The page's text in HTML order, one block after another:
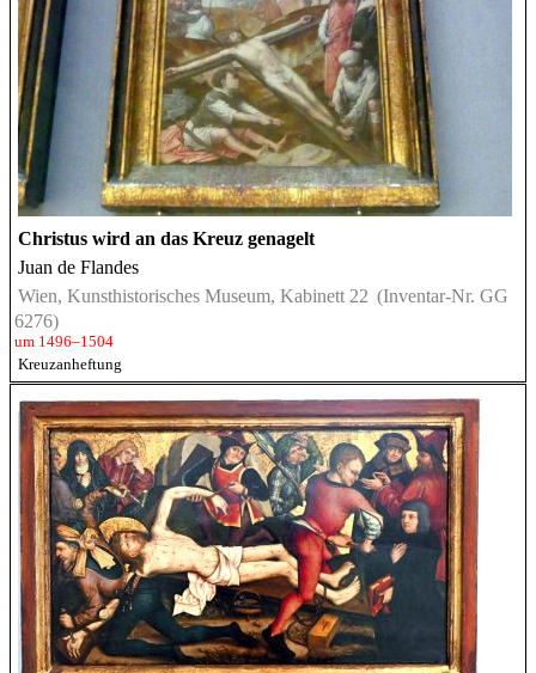
Christus wird an das Kreuz genagelt
Juan de Flandes
Wien, Kunsthistorisches Museum, Kabinett 22 (Inventar-Nr. GG
6276)
um 1496–1504
Kreuzanheftung